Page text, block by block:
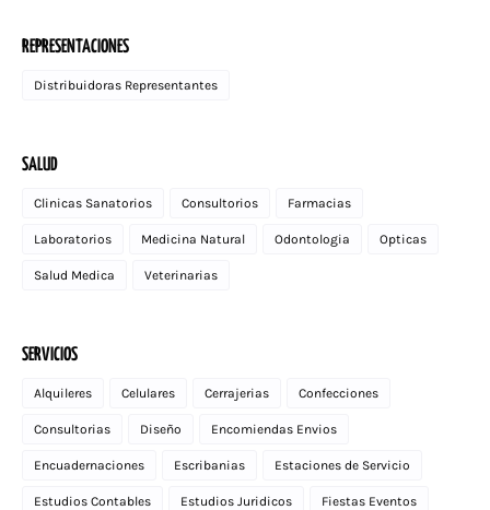
REPRESENTACIONES
Distribuidoras Representantes
SALUD
Clinicas Sanatorios Consultorios Farmacias
Laboratorios Medicina Natural Odontologia Opticas
Salud Medica Veterinarias
SERVICIOS
Alquileres Celulares Cerrajerias Confecciones
Consultorias Diseño Encomiendas Envios
Encuadernaciones Escribanias Estaciones de Servicio
Estudios Contables Estudios Juridicos Fiestas Eventos